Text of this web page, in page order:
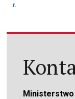
r.
Ministerstwo